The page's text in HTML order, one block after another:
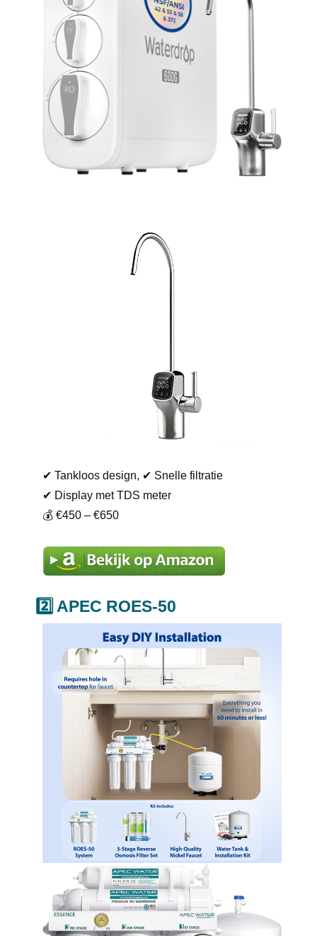
✔ Tankloos design, ✔ Snelle filtratie
✔ Display met TDS meter
💰 €450 – €650
2️⃣ APEC ROES-50